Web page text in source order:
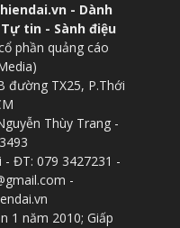
- Dành
tin - Sành điệu
phần quảng cáo
đường TX25, P.Thới
Thùy Trang -
- ĐT: 079 3427231 -
-
1 năm 2010; Giấp